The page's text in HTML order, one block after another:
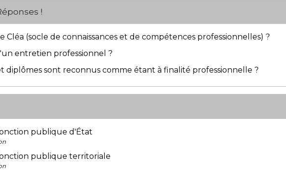
!
Cléa (socle de connaissances et de compétences professionnelles) ?
entretien professionnel ?
diplômes sont reconnus comme étant à finalité professionnelle ?
publique d'État
publique territoriale